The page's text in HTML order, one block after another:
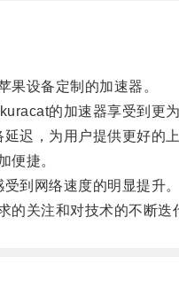
设备定制的加速器。
的加速器享受到更为
，为用户提供更好的上
捷。
到网络速度的明显提升。
注和对技术的不断迭